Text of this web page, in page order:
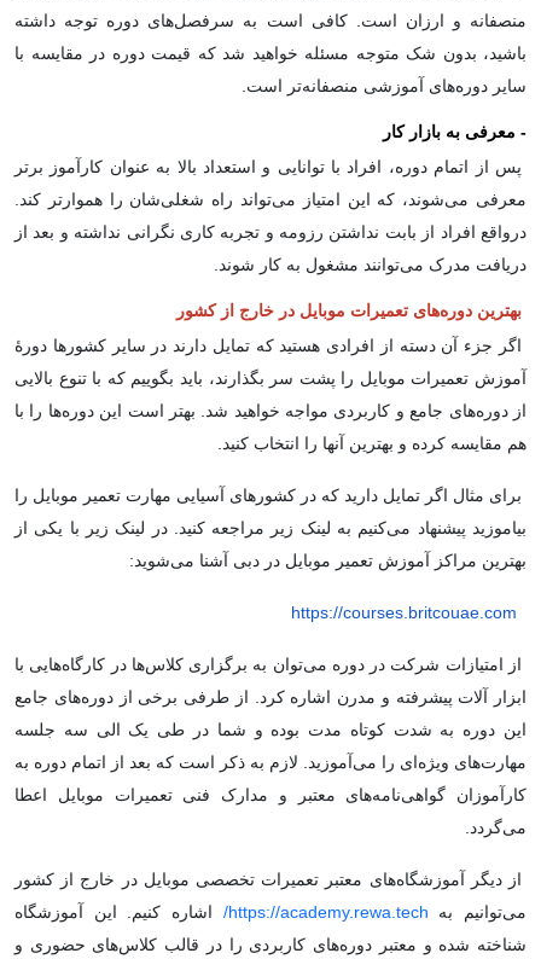
منصفانه و ارزان است. کافی است به سرفصل‌های دوره توجه داشته
باشید، بدون شک متوجه مسئله خواهید شد که قیمت دوره در مقایسه با
سایر دوره‌های آموزشی منصفانه‌تر است.
- معرفی به بازار کار
پس از اتمام دوره، افراد با توانایی و استعداد بالا به عنوان کارآموز برتر
معرفی می‌شوند، که این امتیاز می‌تواند راه شغلی‌شان را هموارتر کند.
درواقع افراد از بابت نداشتن رزومه و تجربه کاری نگرانی نداشته و بعد از
دریافت مدرک می‌توانند مشغول به کار شوند.
بهترین دوره‌های تعمیرات موبایل در خارج از کشور
اگر جزء آن دسته از افرادی هستید که تمایل دارند در سایر کشورها دورۀ
آموزش تعمیرات موبایل را پشت سر بگذارند، باید بگوییم که با تنوع بالایی
از دوره‌های جامع و کاربردی مواجه خواهید شد. بهتر است این دوره‌ها را با
هم مقایسه کرده و بهترین آنها را انتخاب کنید.
برای مثال اگر تمایل دارید که در کشورهای آسیایی مهارت تعمیر موبایل را
بیاموزید پیشنهاد می‌کنیم به لینک زیر مراجعه کنید. در لینک زیر با یکی از
بهترین مراکز آموزش تعمیر موبایل در دبی آشنا می‌شوید:
https://courses.britcouae.com
از امتیازات شرکت در دوره می‌توان به برگزاری کلاس‌ها در کارگاه‌هایی با
ابزار آلات پیشرفته و مدرن اشاره کرد. از طرفی برخی از دوره‌های جامع
این دوره به شدت کوتاه مدت بوده و شما در طی یک الی سه جلسه
مهارت‌های ویژه‌ای را می‌آموزید. لازم به ذکر است که بعد از اتمام دوره به
کارآموزان گواهی‌نامه‌های معتبر و مدارک فنی تعمیرات موبایل اعطا
می‌گردد.
از دیگر آموزشگاه‌های معتبر تعمیرات تخصصی موبایل در خارج از کشور
می‌توانیم به
https://academy.rewa.tech/
اشاره کنیم. این آموزشگاه
شناخته شده و معتبر دوره‌های کاربردی را در قالب کلاس‌های حضوری و